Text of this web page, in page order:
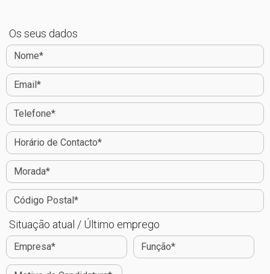
Os seus dados
Situação atual / Último emprego